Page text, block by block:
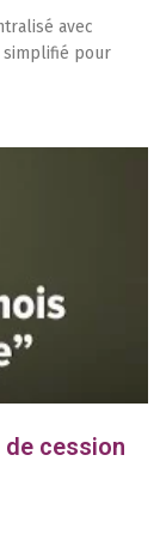
avec
simplifié pour
de cession